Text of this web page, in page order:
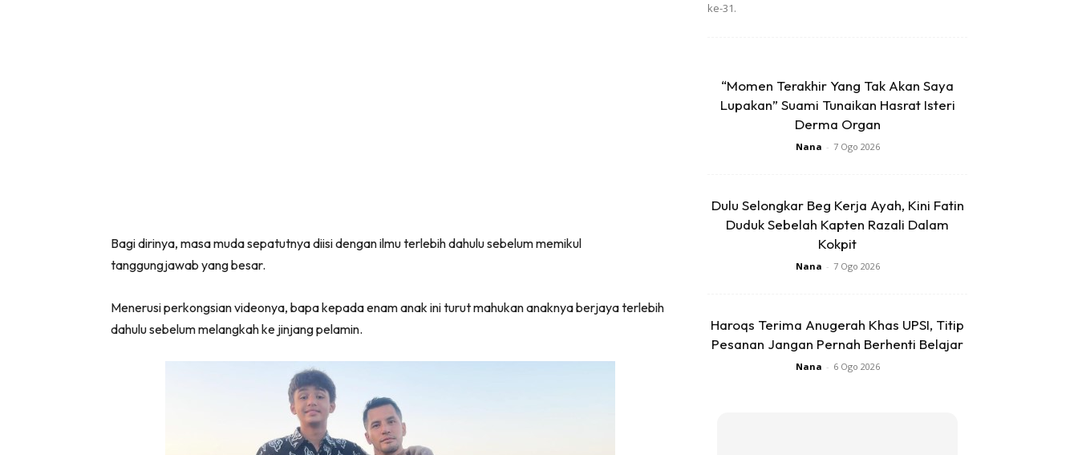
Bagi dirinya, masa muda sepatutnya diisi dengan ilmu terlebih dahulu sebelum memikul
tanggungjawab yang besar.
Menerusi perkongsian videonya, bapa kepada enam anak ini turut mahukan anaknya berjaya terlebih
dahulu sebelum melangkah ke jinjang pelamin.
ke-31.
“Momen Terakhir Yang Tak Akan Saya
Lupakan” Suami Tunaikan Hasrat Isteri
Derma Organ
Nana - 7 Ogo 2026
Dulu Selongkar Beg Kerja Ayah, Kini Fatin
Duduk Sebelah Kapten Razali Dalam
Kokpit
Nana - 7 Ogo 2026
Haroqs Terima Anugerah Khas UPSI, Titip
Pesanan Jangan Pernah Berhenti Belajar
Nana - 6 Ogo 2026